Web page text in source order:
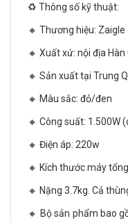
♻️ Thông số kỹ thuật:
🔸 Thương hiệu: Zaigle
🔸 Xuất xứ: nội địa Hàn
🔸 Sản xuất tại Trung
🔸 Màu sắc: đỏ/đen
🔸 Công suất: 1.500W
🔸 Điện áp: 220w
🔸 Kích thước máy
🔸 Nặng 3.7kg. Cả
🔸 Bộ sản phẩm bao